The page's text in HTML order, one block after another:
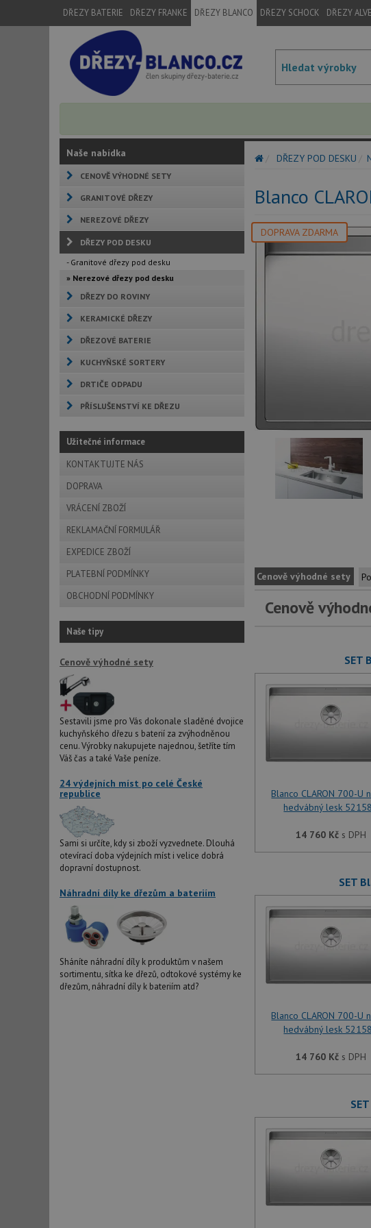
DŘEZY BATERIE DŘEZY FRANKE DŘEZY BLANCO DŘEZY SCHOCK DŘEZY
Naše nabídka
CENOVĚ VÝHODNÉ SETY
GRANITOVÉ DŘEZY
NEREZOVÉ DŘEZY
DŘEZY POD DESKU
- Granitové dřezy pod desku
» Nerezové dřezy pod desku
DŘEZY DO ROVINY
KERAMICKÉ DŘEZY
DŘEZOVÉ BATERIE
KUCHYŇSKÉ SORTERY
DRTIČE ODPADU
PŘÍSLUŠENSTVÍ KE DŘEZU
Užitečné informace
KONTAKTUJTE NÁS
DOPRAVA
VRÁCENÍ ZBOŽÍ
REKLAMAČNÍ FORMULÁŘ
EXPEDICE ZBOŽÍ
PLATEBNÍ PODMÍNKY
OBCHODNÍ PODMÍNKY
Naše tipy
Cenově výhodné sety
Sestavili jsme pro Vás dokonale sladěné dvojice
kuchyňského dřezu s baterií za zvýhodněnou
cenu. Výrobky nakupujete najednou, šetříte tím
Váš čas a také Vaše peníze.
24 výdejních míst po celé České
republice
Sami si určíte, kdy si zboží vyzvednete. Dlouhá
otevírací doba výdejních míst i velice dobrá
dopravní dostupnost.
Náhradní díly ke dřezům a bateriím
Sháníte náhradní díly k produktům v našem
sortimentu, sítka ke dřezů, odtokové systémy ke
dřezům, náhradní díly k bateriím atd?
DŘEZY POD DESKU
Blanco
DOPRAVA ZDARMA
Cenově výhodné sety
Cenově
SET
Blanco CLARON 700-U
hedvábný lesk
14 760 Kčs DPH
SET
Blanco CLARON 700-U
hedvábný lesk
14 760 Kčs DPH